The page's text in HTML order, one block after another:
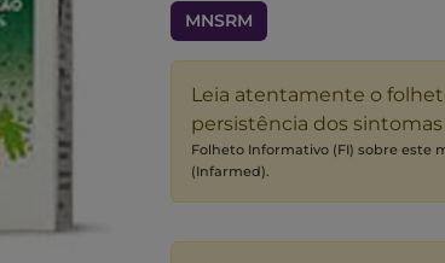
MNSRM
Leia atentamente o
persistência dos
Folheto Informativo (FI) sobre este
(Infarmed).